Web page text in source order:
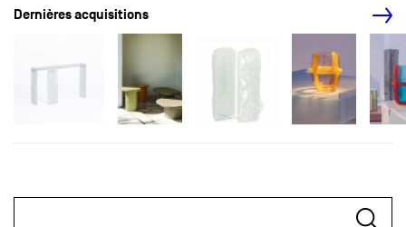
Dernières acquisitions